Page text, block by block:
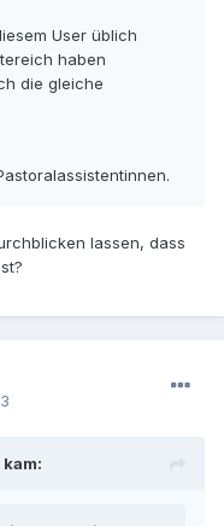
User üblich
haben
die gleiche
lassen, dass
kam: